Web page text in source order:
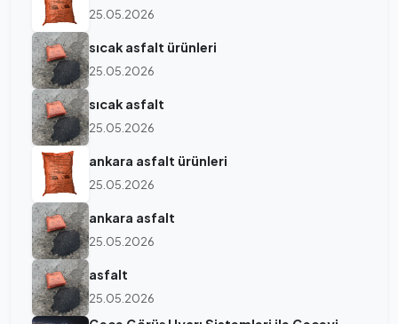
25.05.2026
sıcak asfalt ürünleri
25.05.2026
sıcak asfalt
25.05.2026
ankara asfalt ürünleri
25.05.2026
ankara asfalt
25.05.2026
asfalt
25.05.2026